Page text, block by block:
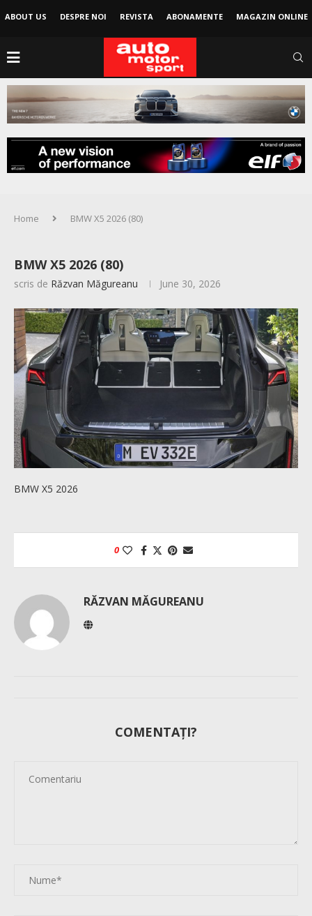
ABOUT US DESPRE NOI REVISTA ABONAMENTE MAGAZIN ONLINE
Home BMW X5 2026 (80)
BMW X5 2026 (80)
scris de Răzvan Măgureanu June 30, 2026
BMW X5 2026
0
RĂZVAN MĂGUREANU
COMENTAȚI?